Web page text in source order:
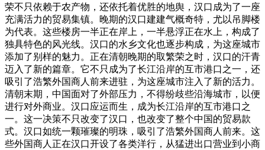
荣不只依赖于农产物，还依托着优胜的地舆，汉口成为了一座
充满活力的贸易集镇。晚期的汉口建建气概奇特，尤以吊脚楼
为代表。这些楼房一半正在岸上，一半悬浮正在水上，构成了
独具特色的风光线。汉口的水乡文化也逐步构成，为这座城市
添加了别样的魅力。正在清朝晚期的取繁荣之时，汉口的汗青
迈入了新的篇章。它不只成为了长江沿岸的互市港口之一，还
吸引了浩繁外国商人前来进驻，为这座城市注入了新的活力。
清朝末期，中国面对了外部压力，不得纷歧些沿海城市，以便
进行对外商业。汉口应运而生，成为长江沿岸的互市港口之
一。这一决策不只改变了汉口，也改变了整个中国的贸易款
式。汉口如统一颗璀璨的明珠，吸引了浩繁外国商人前来。这
些外国商人正在汉口开设了各类洋行，从猛进出口营业到小商